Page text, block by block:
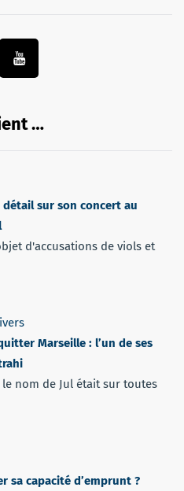
…
détail sur son concert au
d'accusations de viols et
Marseille : l’un de ses
nom de Jul était sur toutes
sa capacité d’emprunt ?